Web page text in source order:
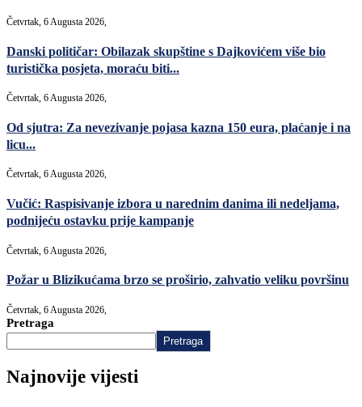
Četvrtak, 6 Augusta 2026,
Danski političar: Obilazak skupštine s Dajkovićem više bio
turistička posjeta, moraću biti...
Četvrtak, 6 Augusta 2026,
Od sjutra: Za nevezivanje pojasa kazna 150 eura, plaćanje i na
licu...
Četvrtak, 6 Augusta 2026,
Vučić: Raspisivanje izbora u narednim danima ili nedeljama,
podnijeću ostavku prije kampanje
Četvrtak, 6 Augusta 2026,
Požar u Blizikućama brzo se proširio, zahvatio veliku površinu
Četvrtak, 6 Augusta 2026,
Pretraga
Pretraga
Najnovije vijesti